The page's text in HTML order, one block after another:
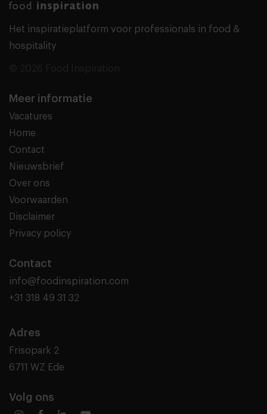
Het inspiratieplatform voor professionals in food &
hospitality
Meer informatie
Vacatures
Home
Contact
Nieuwsbrief
Over ons
Voorwaarden
Disclaimer
Privacy policy
Contact
info@foodinspiration.com
+31 318 49 31 32
Adres
Frisopark 2
6711 WZ Ede
Volg ons